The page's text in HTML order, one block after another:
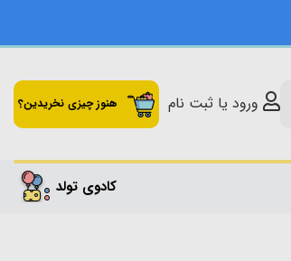
ورود یا ثبت نام هنوز چیزی نخریدین؟
کادوی تولد